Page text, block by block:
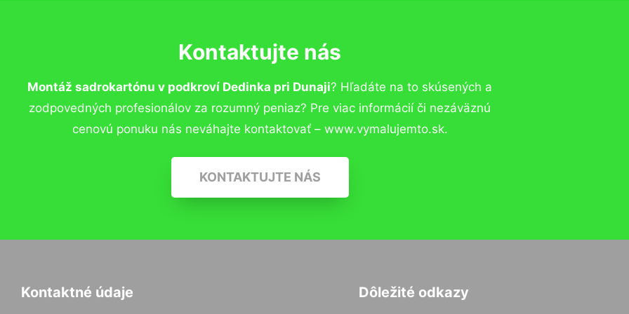
Kontaktujte nás
Montáž sadrokartónu v podkroví Dedinka pri Dunaji? Hľadáte na to skúsených a
zodpovedných profesionálov za rozumný peniaz? Pre viac informácií či nezáväznú
cenovú ponuku nás neváhajte kontaktovať – www.vymalujemto.sk.
KONTAKTUJTE NÁS
Kontaktné údaje Dôležité odkazy